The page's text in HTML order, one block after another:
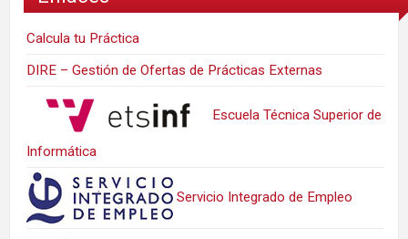
Calcula tu Práctica
DIRE – Gestión de Ofertas de Prácticas Externas
Escuela Técnica Superior de
Informática
Servicio Integrado de Empleo